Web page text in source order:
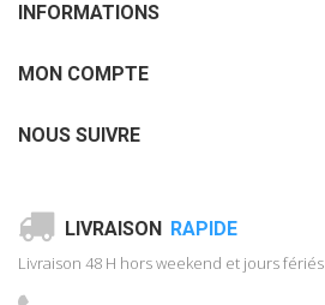
INFORMATIONS
MON COMPTE
NOUS SUIVRE
LIVRAISON RAPIDE
Livraison 48 H hors weekend et jours fériés